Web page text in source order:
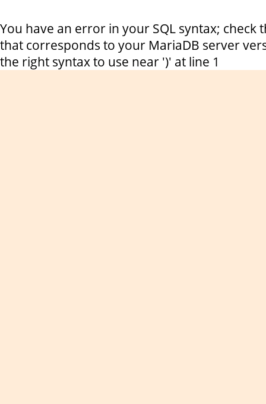
You have an error in your SQL syntax; check
that corresponds to your MariaDB server
the right syntax to use near ')' at line 1